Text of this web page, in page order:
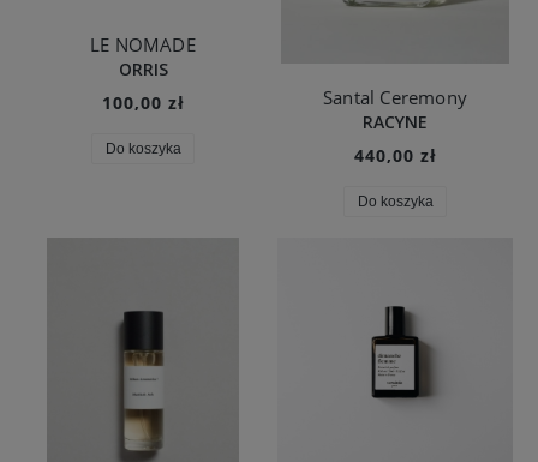
LE NOMADE
ORRIS
100,00 zł
Do koszyka
Santal Ceremony
RACYNE
440,00 zł
Do koszyka